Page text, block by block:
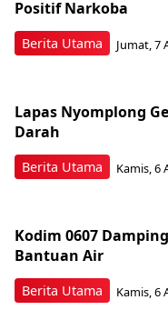
Berita Utama
Positif Narkoba
Jumat, 7
Berita Utama
Lapas Nyomplong
Darah
Kamis, 6
Berita Utama
Kodim 0607
Bantuan Air
Kamis, 6